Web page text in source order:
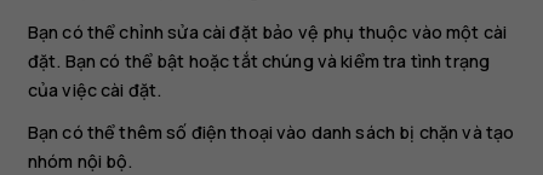
106
2018
Bạn có thể chỉnh sửa cài đặt bảo vệ phụ thuộc vào một cài
đặt. Bạn có thể bật hoặc tắt chúng và kiểm tra tình trạng
của việc cài đặt.
Bạn có thể thêm số điện thoại vào danh sách bị chặn và tạo
nhóm nội bộ.